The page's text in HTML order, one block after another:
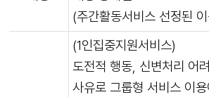
(주간활동서비스 선정된
(1인집중지원서비스)
도전적 행동, 신변처리 어
사유로 그룹형 서비스 이